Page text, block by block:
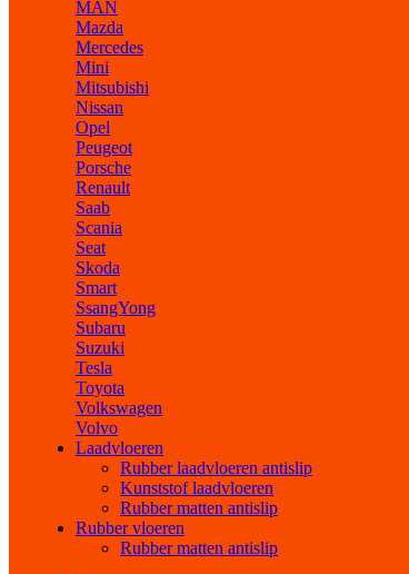
MAN
Mazda
Mercedes
Mini
Mitsubishi
Nissan
Opel
Peugeot
Porsche
Renault
Saab
Scania
Seat
Skoda
Smart
SsangYong
Subaru
Suzuki
Tesla
Toyota
Volkswagen
Volvo
Laadvloeren
Rubber laadvloeren antislip
Kunststof laadvloeren
Rubber matten antislip
Rubber vloeren
Rubber matten antislip